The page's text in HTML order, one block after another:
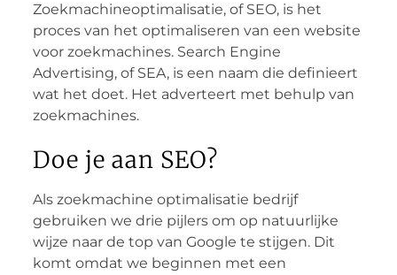
Zoekmachineoptimalisatie, of SEO, is het
proces van het optimaliseren van een website
voor zoekmachines. Search Engine
Advertising, of SEA, is een naam die definieert
wat het doet. Het adverteert met behulp van
zoekmachines.
Doe je aan SEO?
Als zoekmachine optimalisatie bedrijf
gebruiken we drie pijlers om op natuurlijke
wijze naar de top van Google te stijgen. Dit
komt omdat we beginnen met een